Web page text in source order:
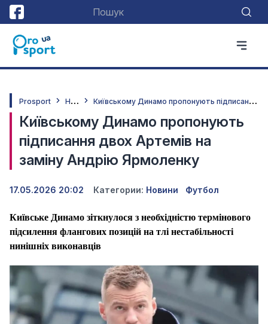
Prosport Н
овини К
иївському Динамо пропонують підписання двох Артемів на заміну Андрію Ярмоленку
Київському Динамо пропонують
підписання двох Артемів на
заміну Андрію Ярмоленку
17.05.2026 20:02 Категории: Новини Футбол
Київське Динамо зіткнулося з необхідністю термінового
підсилення флангових позицій на тлі нестабільності
нинішніх виконавців